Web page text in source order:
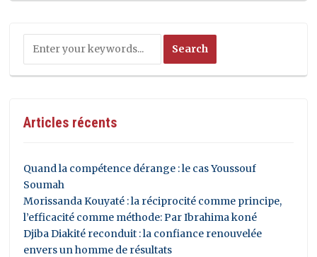
Articles récents
Quand la compétence dérange : le cas Youssouf
Soumah
Morissanda Kouyaté : la réciprocité comme principe,
l’efficacité comme méthode: Par Ibrahima koné
Djiba Diakité reconduit : la confiance renouvelée
envers un homme de résultats